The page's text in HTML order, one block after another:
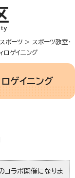
スポーツ > スポーツ教室・
ロゲイニング
ゲイニング
コラボ開催になりま